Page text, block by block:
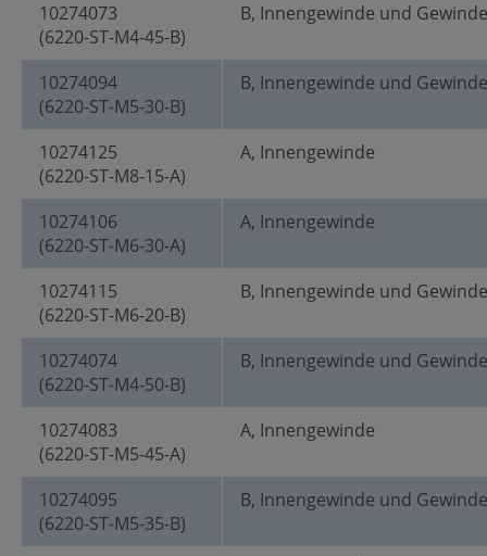
10274073
(6220-ST-M4-45-B)
B, Innengewinde und
10274094
(6220-ST-M5-30-B)
B, Innengewinde und
10274125
(6220-ST-M8-15-A)
A, Innengewinde
10274106
(6220-ST-M6-30-A)
A, Innengewinde
10274115
(6220-ST-M6-20-B)
B, Innengewinde und
10274074
(6220-ST-M4-50-B)
B, Innengewinde und
10274083
(6220-ST-M5-45-A)
A, Innengewinde
10274095
(6220-ST-M5-35-B)
B, Innengewinde und